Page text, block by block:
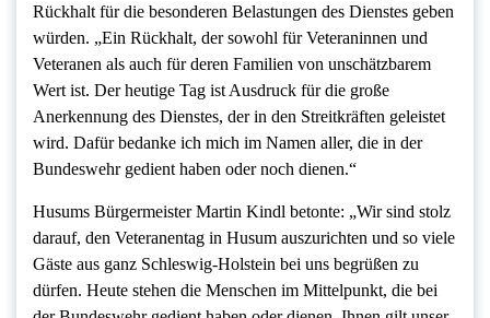
Rückhalt für die besonderen Belastungen des Dienstes geben
würden. „Ein Rückhalt, der sowohl für Veteraninnen und
Veteranen als auch für deren Familien von unschätzbarem
Wert ist. Der heutige Tag ist Ausdruck für die große
Anerkennung des Dienstes, der in den Streitkräften geleistet
wird. Dafür bedanke ich mich im Namen aller, die in der
Bundeswehr gedient haben oder noch dienen.“
Husums Bürgermeister Martin Kindl betonte: „Wir sind stolz
darauf, den Veteranentag in Husum auszurichten und so viele
Gäste aus ganz Schleswig-Holstein bei uns begrüßen zu
dürfen. Heute stehen die Menschen im Mittelpunkt, die bei